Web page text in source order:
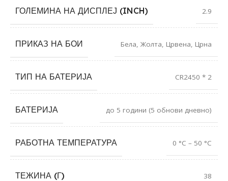
ГОЛЕМИНА НА ДИСПЛЕЈ (INCH) 2.9
ПРИКАЗ НА БОИ Бела Жолта Црвена Црна
ТИП НА БАТЕРИЈА CR2450 * 2
БАТЕРИЈА до 5 години (5 обнови дневно)
РАБОТНА ТЕМПЕРАТУРА 0 °C – 50 °C
ТЕЖИНА (Г) 38